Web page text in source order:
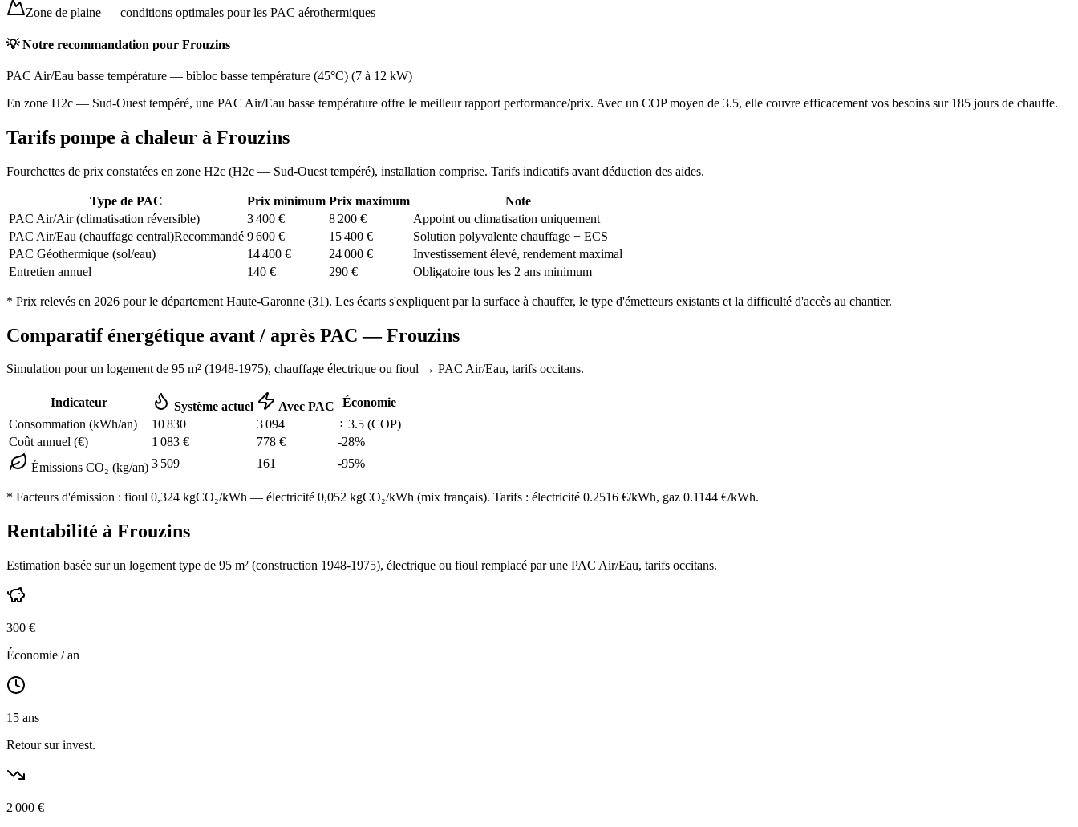
Zone de plaine — conditions optimales pour les PAC aérothermiques
💡 Notre recommandation pour Frouzins
PAC Air/Eau basse température — bibloc basse température (45°C) (7 à 12 kW)
En zone H2c — Sud-Ouest tempéré, une PAC Air/Eau basse température offre le meilleur rapport performance/prix. Avec un COP moyen de 3.5, elle couvre efficacement vos besoins sur 185 jours de chauffe.
Tarifs pompe à chaleur à Frouzins
Fourchettes de prix constatées en zone H2c (H2c — Sud-Ouest tempéré), installation comprise. Tarifs indicatifs avant déduction des aides.
Type de PAC Prix minimum Prix maximum
Note
PAC Air/Air (climatisation réversible)
3 400 € 8 200 €
Appoint ou climatisation uniquement
PAC Air/Eau (chauffage central)Recommandé 9 600 € 15 400 €
Solution polyvalente chauffage + ECS
PAC Géothermique (sol/eau)
14 400 € 24 000 €
Investissement élevé, rendement maximal
Entretien annuel
140 € 290 € Obligatoire tous les 2 ans minimum
* Prix relevés en 2026 pour le département Haute-Garonne (31). Les écarts s'expliquent par la surface à chauffer, le type d'émetteurs existants et la difficulté d'accès au chantier.
Comparatif énergétique avant / après PAC —Frouzins
Simulation pour un logement de 95 m² (1948-1975), chauffage électrique ou fioul → PAC Air/Eau, tarifs occitans.
Indicateur Système actuel Avec PAC
Économie
Consommation (kWh/an)
10 830 3 094 ÷ 3.5 (COP)
Coût annuel (€)
1 083 € 778 € -28%
Émissions CO₂ (kg/an) 3 509 161 -95%
* Facteurs d'émission : fioul 0,324 kgCO₂/kWh — électricité 0,052 kgCO₂/kWh (mix français). Tarifs : électricité 0.2516 €/kWh, gaz 0.1144 €/kWh.
Rentabilité à Frouzins
Estimation basée sur un logement type de 95 m² (construction 1948-1975), électrique ou fioul remplacé par une PAC Air/Eau, tarifs occitans.
300 €
Économie / an
15 ans
Retour sur invest.
2 000 €